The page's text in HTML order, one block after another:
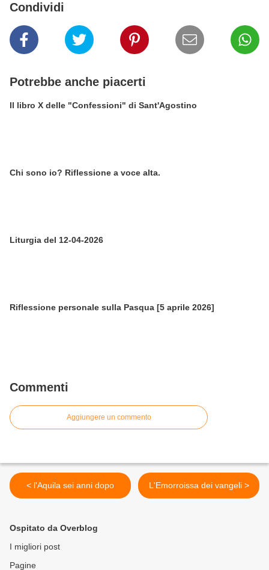
Condividi
Potrebbe anche piacerti
Il libro X delle "Confessioni" di Sant'Agostino
Chi sono io? Riflessione a voce alta.
Liturgia del 12-04-2026
Riflessione personale sulla Pasqua [5 aprile 2026]
Commenti
Aggiungere un commento
< l'Aquila sei anni dopo L'Emorroissa dei vangeli >
Ospitato da Overblog
I migliori post
Pagine